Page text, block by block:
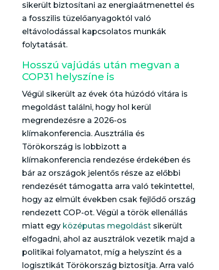
sikerült biztosítani az energiaátmenettel és
a fosszilis tüzelőanyagoktól való
eltávolodással kapcsolatos munkák
folytatását.
Hosszú vajúdás után megvan a
COP31 helyszíne is
Végül sikerült az évek óta húzódó vitára is
megoldást találni, hogy hol kerül
megrendezésre a 2026-os
klímakonferencia. Ausztrália és
Törökország is lobbizott a
klímakonferencia rendezése érdekében és
bár az országok jelentős része az előbbi
rendezését támogatta arra való tekintettel,
hogy az elmúlt években csak fejlődő ország
rendezett COP-ot. Végül a török ellenállás
miatt egy középutas megoldástsikerült
elfogadni, ahol az ausztrálok vezetik majd a
politikai folyamatot, míg a helyszínt és a
logisztikát Törökország biztosítja. Arra való